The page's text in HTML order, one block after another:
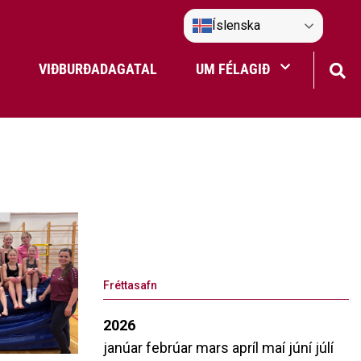
VIÐBURÐADAGATAL UM FÉLAGIÐ
Íslenska
Fréttasafn
2026
janúarfebrúar mars apríl maí júní júlí